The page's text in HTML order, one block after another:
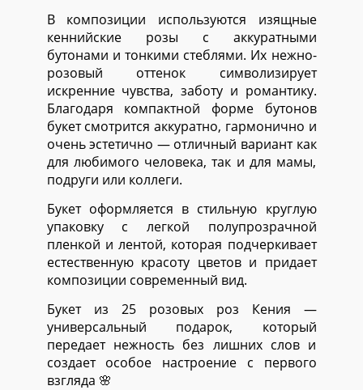
В композиции используются изящные
кеннийские розы с аккуратными
бутонами и тонкими стеблями. Их нежно-
розовый оттенок символизирует
искренние чувства, заботу и романтику.
Благодаря компактной форме бутонов
букет смотрится аккуратно, гармонично и
очень эстетично — отличный вариант как
для любимого человека, так и для мамы,
подруги или коллеги.
Букет оформляется в стильную круглую
упаковку с легкой полупрозрачной
пленкой и лентой, которая подчеркивает
естественную красоту цветов и придает
композиции современный вид.
Букет из 25 розовых роз Кения —
универсальный подарок, который
передает нежность без лишних слов и
создает особое настроение с первого
взгляда 🌸